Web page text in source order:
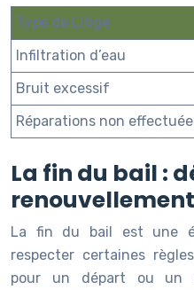
Type de Litige
Infiltration d’eau
Bruit excessif
Réparations non
La fin du bail :
renouvellement
La fin du bail est une
respecter certaines
pour un départ ou un